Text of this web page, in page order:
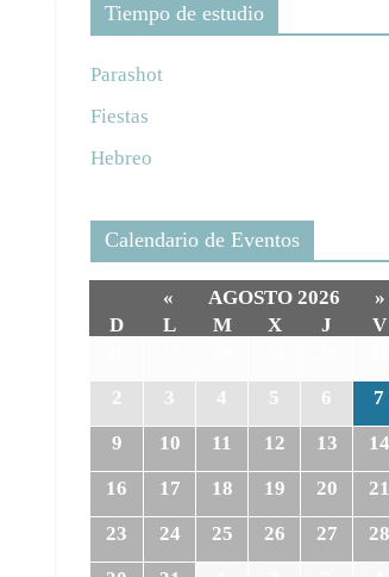
Tiempo de estudio
Parashot
Fiestas
Hebreo
Calendario de Eventos
« AGOSTO 2026
»
D
L M X J V
2
3 4 5 6 7
9
10 11 12 13 14
16
17 18 19 20 21
23
24 25 26 27 28